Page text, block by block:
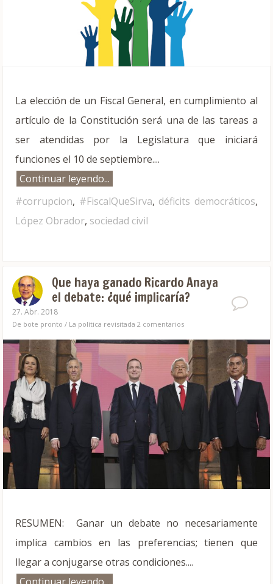
La elección de un Fiscal General, en cumplimiento al
artículo de la Constitución será una de las tareas a
ser atendidas por la Legislatura que iniciará
funciones el 10 de septiembre....
Continuar leyendo...
#corrupcion, #FiscalQueSirva, déficits democráticos,
López Obrador, sociedad civil
Que haya ganado Ricardo Anaya
el debate: ¿qué implicaría?
27. Abr. 2018
De bote pronto / La política revisitada 2 comentarios
RESUMEN: Ganar un debate no necesariamente
implica cambios en las preferencias; tienen que
llegar a conjugarse otras condiciones....